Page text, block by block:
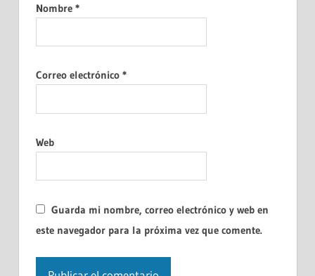
Nombre *
Correo electrónico *
Web
Guarda mi nombre, correo electrónico y web en
este navegador para la próxima vez que comente.